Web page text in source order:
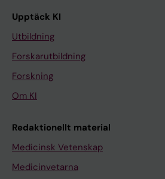
Upptäck KI
Utbildning
Forskarutbildning
Forskning
Om KI
Redaktionellt material
Medicinsk Vetenskap
Medicinvetarna